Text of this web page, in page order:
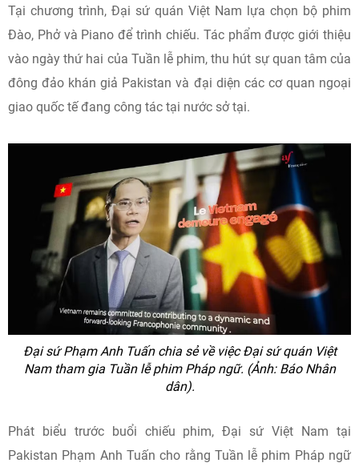
Tại chương trình, Đại sứ quán Việt Nam lựa chọn bộ phim
Đào, Phở và Piano để trình chiếu. Tác phẩm được giới thiệu
vào ngày thứ hai của Tuần lễ phim, thu hút sự quan tâm của
đông đảo khán giả Pakistan và đại diện các cơ quan ngoại
giao quốc tế đang công tác tại nước sở tại.
Đại sứ Phạm Anh Tuấn chia sẻ về việc Đại sứ quán Việt
Nam tham gia Tuần lễ phim Pháp ngữ. (Ảnh: Báo Nhân
dân).
Phát biểu trước buổi chiếu phim, Đại sứ Việt Nam tại
Pakistan Phạm Anh Tuấn cho rằng Tuần lễ phim Pháp ngữ